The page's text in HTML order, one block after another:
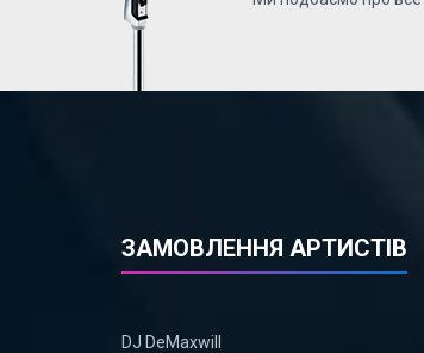
ЗАМОВЛЕННЯ АРТИСТІВ
DJ DeMaxwill